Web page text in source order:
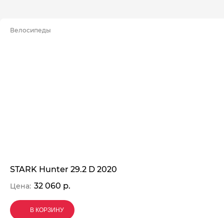
Велосипеды
STARK Hunter 29.2 D 2020
Цена: 32 060 р.
В КОРЗИНУ
В КОРЗИНУ
В КОРЗИНУ